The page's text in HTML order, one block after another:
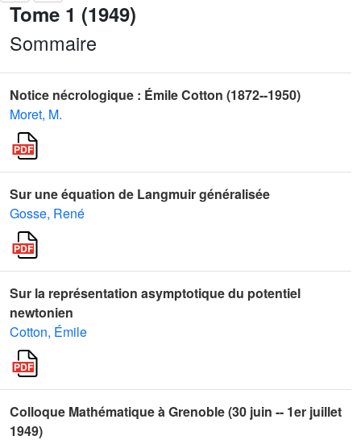
Tome 1 (1949)
Sommaire
Notice nécrologique : Émile Cotton (1872--1950)
Moret, M.
Sur une équation de Langmuir généralisée
Gosse, René
Sur la représentation asymptotique du potentiel
newtonien
Cotton, Émile
Colloque Mathématique à Grenoble (30 juin -- 1er juillet
1949)